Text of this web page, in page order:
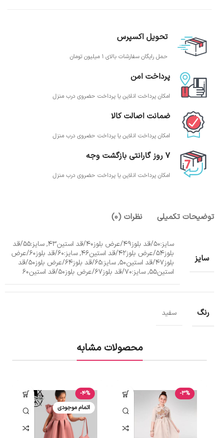
تحویل اکسپرس
حمل رایگان سفارشات بالای 1 میلیون تومان
پرداخت امن
امکان پرداخت انلاین یا پرداخت حضروی درب منزل
ضمانت اصالت کالا
امکان پرداخت انلاین یا پرداخت حضروی درب منزل
7 روز گارانتی بازگشت وجه
امکان پرداخت انلاین یا پرداخت حضروی درب منزل
توضیحات تکمیلی نظرات (0)
سایز
سایز:50/قد بلوز49/عرض بلوز40/قد استین43, سایز:55/قد
بلوز54/عرض بلوز42/قد استین46, سایز:60/قد بلوز60/عرض
بلوز47/قد استین50, سایز:65/قد بلوز64/عرض بلوز50/قد
استین55, سایز:70/قد بلوز67/عرض بلوز50/قد استین60
رنگ سفید
محصولات مشابه
-3%
-4%
اتمام موجودی